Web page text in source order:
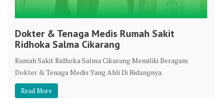
Dokter & Tenaga Medis Rumah Sakit
Ridhoka Salma Cikarang
Rumah Sakit Ridhoka Salma Cikarang Memiliki Beragam
Dokter & Tenaga Medis Yang Ahli Di Bidangnya.
Read More